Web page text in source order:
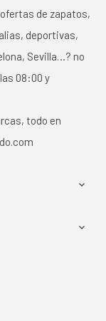
de zapatos,
deportivas,
Sevilla…? no
08:00 y
todo en

